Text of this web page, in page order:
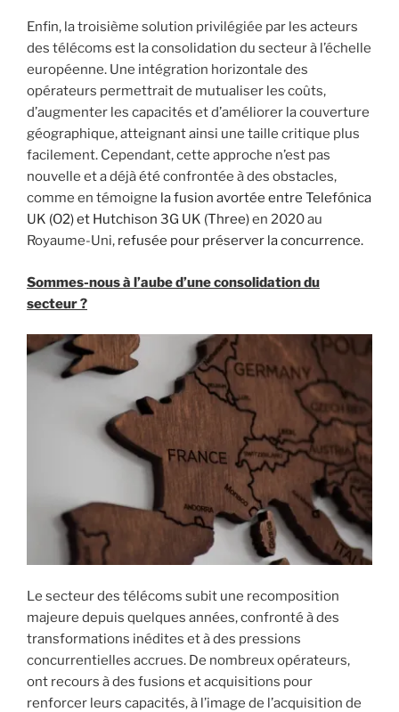
Enfin, la troisième solution privilégiée par les acteurs
des télécoms est la consolidation du secteur à l’échelle
européenne. Une intégration horizontale des
opérateurs permettrait de mutualiser les coûts,
d’augmenter les capacités et d’améliorer la couverture
géographique, atteignant ainsi une taille critique plus
facilement. Cependant, cette approche n’est pas
nouvelle et a déjà été confrontée à des obstacles,
comme en témoigne la fusion avortée entre Telefónica
UK (O2) et Hutchison 3G UK (Three)en 2020 au
Royaume-Uni, refusée pour préserver la concurrence.
Sommes-nous à l’aube d’une consolidation du
secteur ?
Le secteur des télécoms subit une recomposition
majeure depuis quelques années, confronté à des
transformations inédites et à des pressions
concurrentielles accrues. De nombreux opérateurs,
ont recours à des fusions et acquisitions pour
renforcer leurs capacités, à l’image de l’acquisition de